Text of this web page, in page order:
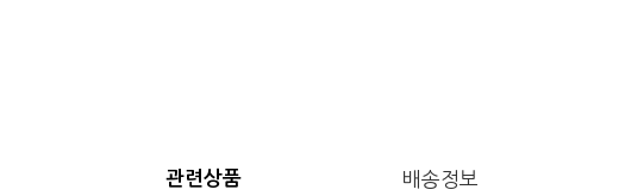
관련상품 배송정보